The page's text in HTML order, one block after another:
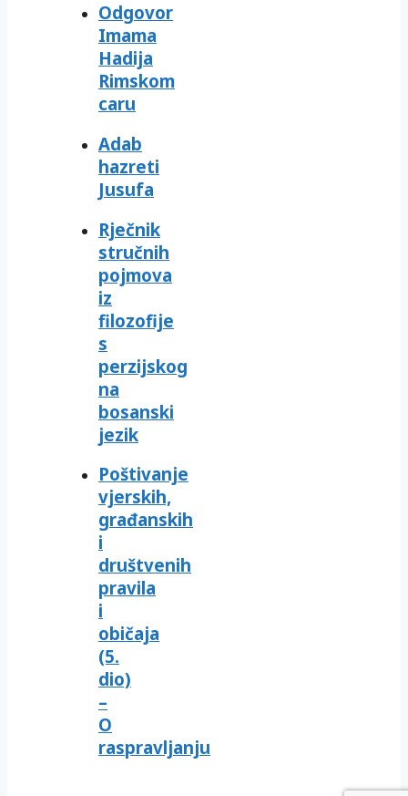
Odgovor
Imama
Hadija
Rimskom
caru
Adab
hazreti
Jusufa
Rječnik
stručnih
pojmova
iz
filozofije
s
perzijskog
na
bosanski
jezik
Poštivanje
vjerskih,
građanskih
i
društvenih
pravila
i
običaja
(5.
dio)
–
O
raspravljanju